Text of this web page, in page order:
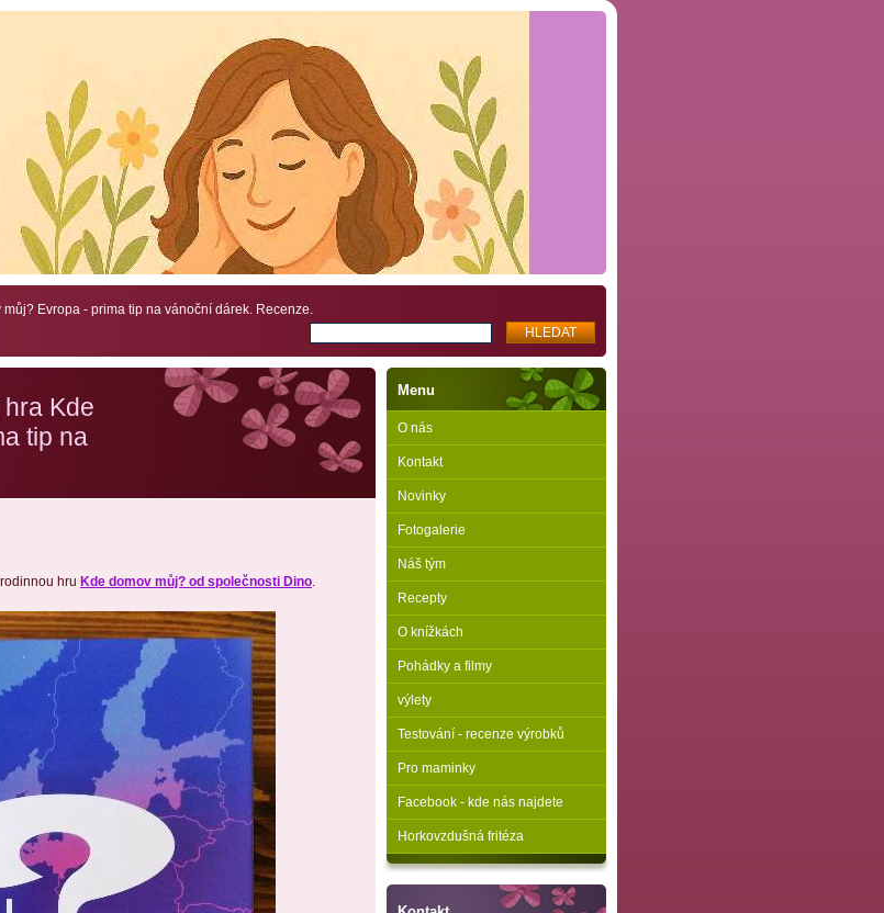
Evropa - prima tip na vánoční dárek. Recenze.
Kde
tip na
hru Kde domov můj? od společnosti Dino
Menu
O nás
Kontakt
Novinky
Fotogalerie
Náš tým
Recepty
O knížkách
Pohádky a filmy
výlety
Testování - recenze výrobků
Pro maminky
Facebook - kde nás najdete
Horkovzdušná fritéza